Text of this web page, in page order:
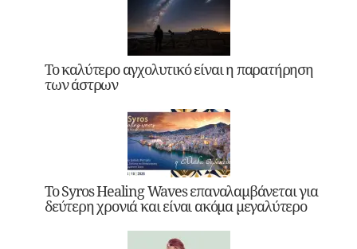
Το καλύτερο αγχολυτικό είναι η παρατήρηση
των άστρων
Το Syros Healing Waves επαναλαμβάνεται για
δεύτερη χρονιά και είναι ακόμα μεγαλύτερο